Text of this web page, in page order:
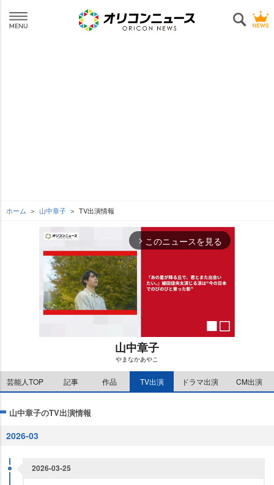
ホーム 山中章子 TV出演情報
arrow_forward_ios このニュースを見る
M
u
t
山中章子
まなかあやこ
芸能人TOP 記事 作品 TV出演 ドラマ出演 CM出演
山中章子のTV出演情報
2026-03
2026-03-25